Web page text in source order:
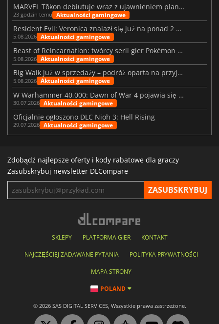
MARVEL Tōkon debiutuje wraz z ujawnieniem planu rozwoju na pierwszy rok
23 godzin temu Aktualności gamingowe
Resident Evil: Veronica znalazł się już na ponad 2 milionach list życzeń
5.08.2026 Aktualności gamingowe
Beast of Reincarnation: twórcy serii gier Pokémon wkraczają na nową ścieżkę
5.08.2026 Aktualności gamingowe
Big Walk już w sprzedaży – podróż oparta na przyjaźni
5.08.2026 Aktualności gamingowe
W Warhammer 40,000: Dawn of War 4 pojawia się frakcja Nekronów
30.07.2026 Aktualności gamingowe
Oficjalnie ogłoszono DLC Nioh 3: Hell Rising
29.07.2026 Aktualności gamingowe
Zdobądź najlepsze oferty i kody rabatowe dla graczy
Zasubskrybuj newsletter DLCompare
SKLEPY PLATFORMA GIER KONTAKT
NAJCZĘŚCIEJ ZADAWANE PYTANIA POLITYKA PRYWATNOŚCI
MAPA STRONY
POLAND
© 2026 SAS DIGITAL SERVICES, Wszystkie prawa zastrzeżone.